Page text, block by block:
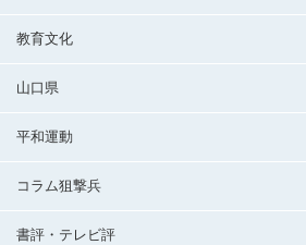
教育文化
山口県
平和運動
コラム狙撃兵
書評・テレビ評